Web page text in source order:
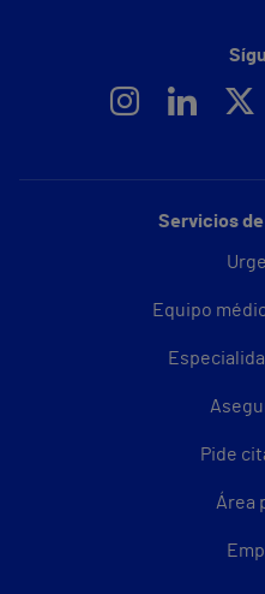
Servicios
Equipo
Pide
Área